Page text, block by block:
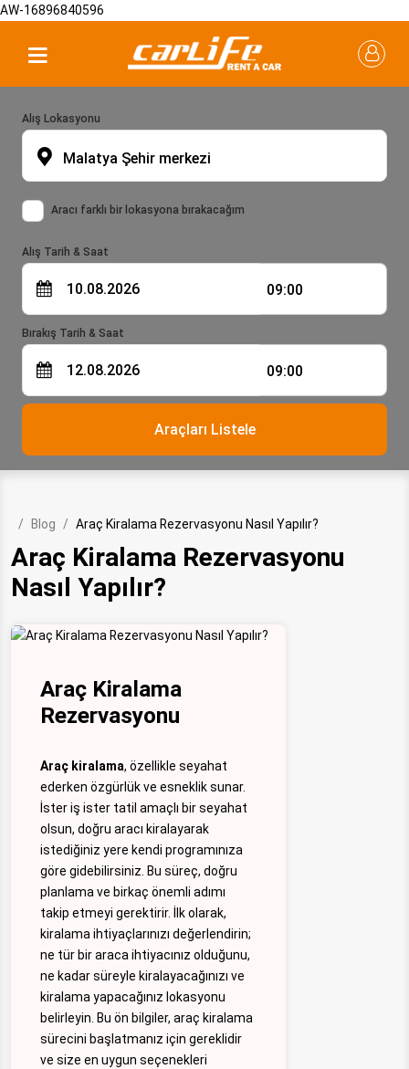
AW-16896840596
Alış Lokasyonu
Malatya Şehir merkezi
Aracı farklı bir lokasyona bırakacağım
Alış Tarih & Saat
09:00
Bırakış Tarih & Saat
09:00
Araçları Listele
Blog Araç Kiralama Rezervasyonu Nasıl Yapılır?
Araç Kiralama Rezervasyonu
Nasıl Yapılır?
Araç Kiralama
Rezervasyonu
Araç kiralama, özellikle seyahat
ederken özgürlük ve esneklik sunar.
İster iş ister tatil amaçlı bir seyahat
olsun, doğru aracı kiralayarak
istediğiniz yere kendi programınıza
göre gidebilirsiniz. Bu süreç, doğru
planlama ve birkaç önemli adımı
takip etmeyi gerektirir. İlk olarak,
kiralama ihtiyaçlarınızı değerlendirin;
ne tür bir araca ihtiyacınız olduğunu,
ne kadar süreyle kiralayacağınızı ve
kiralama yapacağınız lokasyonu
belirleyin. Bu ön bilgiler, araç kiralama
sürecini başlatmanız için gereklidir
ve size en uygun seçenekleri